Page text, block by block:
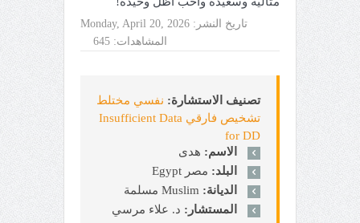
تاريخ النشر: Monday, April 20, 2026
المشاهدات: 645
تصنيف الاستشارة: نفسي مختلط
تشخيص فارقي Insufficient Data
for DD
الاسم: هدى
البلد: مصر Egypt
الديانة:
المستشار: د. علاء مرسي